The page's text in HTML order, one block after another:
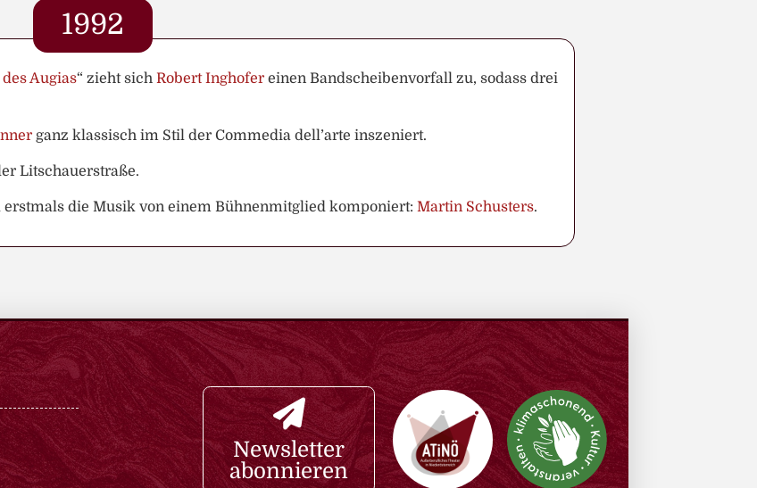
1992
Augias“ zieht sich Robert Inghofer einen Bandscheibenvorfall zu, sodass drei
ganz klassisch im Stil der Commedia dell’arte inszeniert.
Litschauerstraße.
erstmals die Musik von einem Bühnenmitglied komponiert: Martin Schusters.
Newsletter
abonnieren